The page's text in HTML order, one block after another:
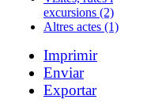
excursions (2)
Altres actes (1)
Imprimir
Enviar
Exportar